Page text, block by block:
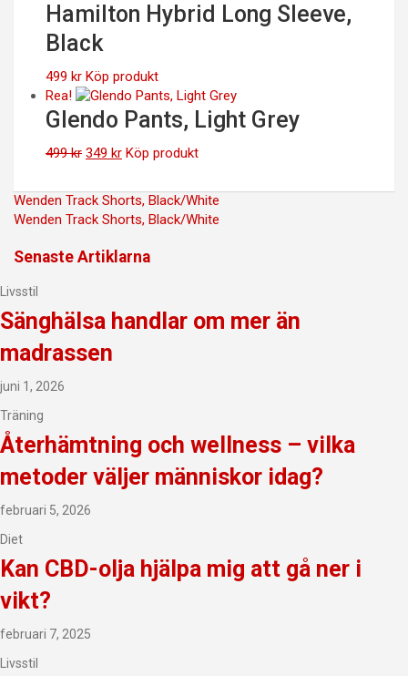
Hamilton Hybrid Long Sleeve,
Black
499 kr Köp produkt
Rea!
Glendo Pants, Light Grey
499kr Det
priset
var:
499 kr.
349 krDet
priset
är:
349 kr.
Köp produkt
Inläggsnavigering
Wenden Track Shorts, Black/White
Wenden Track Shorts, Black/White
Senaste Artiklarna
Livsstil
Sänghälsa handlar om mer än
madrassen
juni 1, 2026
Träning
Återhämtning och wellness – vilka
metoder väljer människor idag?
februari 5, 2026
Diet
Kan CBD-olja hjälpa mig att gå ner i
vikt?
februari 7, 2025
Livsstil